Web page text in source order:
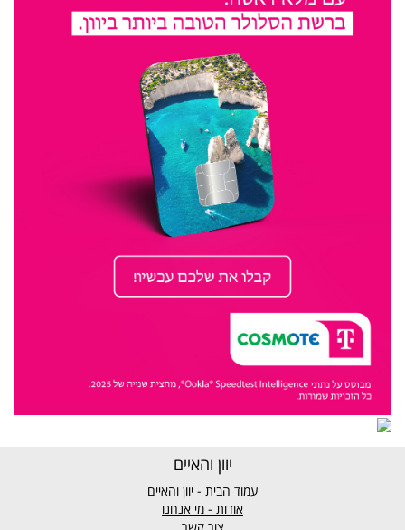
יוון והאיים
עמוד הבית - יוון והאיים
אודות - מי אנחנו
צור קשר